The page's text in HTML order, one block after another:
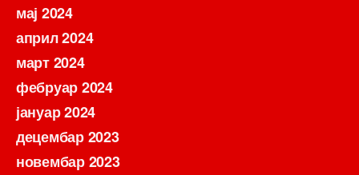
мај 2024
април 2024
март 2024
фебруар 2024
јануар 2024
децембар 2023
новембар 2023